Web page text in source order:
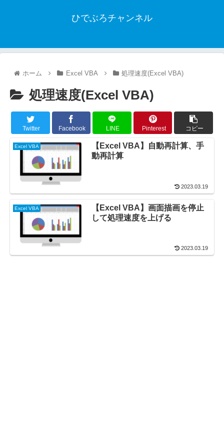
ひでぶろチャンネル
ホーム Excel VBA 処理速度(Excel VBA)
処理速度(Excel VBA)
Twitter Facebook LINE Pinterest コピー
Excel VBA
【Excel VBA】自動再計算、手
動再計算
2023.03.19
Excel VBA
【Excel VBA】画面描画を停止
して処理速度を上げる
2023.03.19